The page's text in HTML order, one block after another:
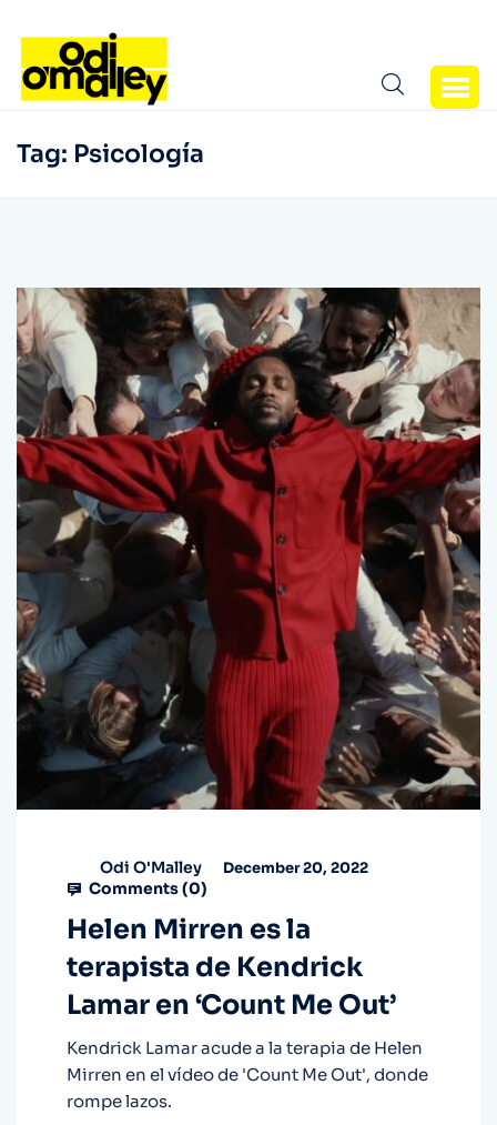
Tag: Psicología
Odi O'Malley December 20, 2022
Comments (0)
Helen Mirren es la
terapista de Kendrick
Lamar en ‘Count Me Out’
Kendrick Lamar acude a la terapia de Helen
Mirren en el vídeo de 'Count Me Out', donde
rompe lazos.